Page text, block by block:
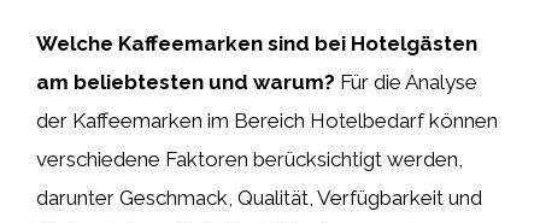
Welche Kaffeemarken sind bei Hotelgästen
am beliebtesten und warum? Für die Analyse
der Kaffeemarken im Bereich Hotelbedarf können
verschiedene Faktoren berücksichtigt werden,
darunter Geschmack, Qualität, Verfügbarkeit und